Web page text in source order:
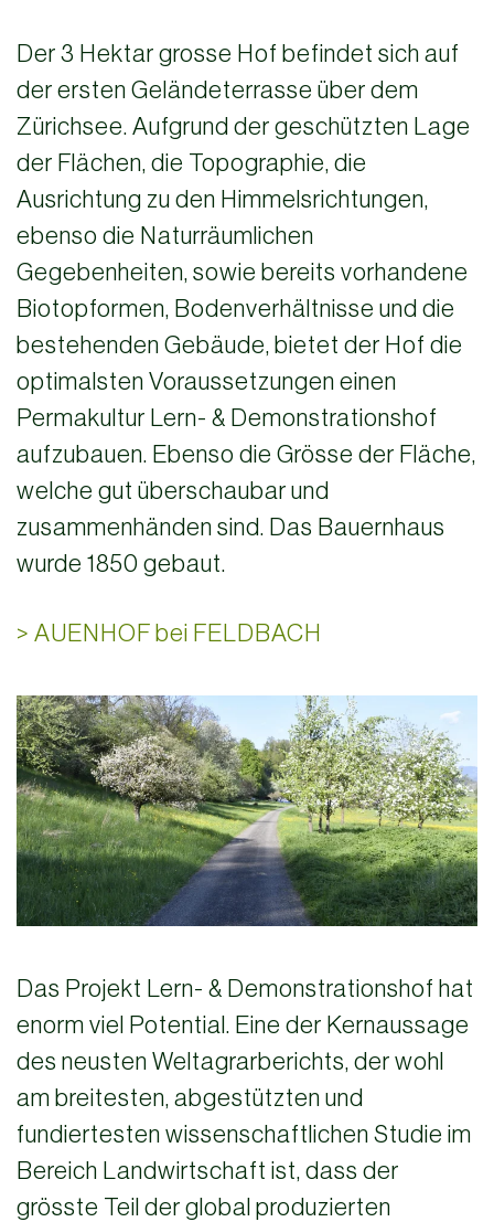
Der 3 Hektar grosse Hof befindet sich auf
der ersten Geländeterrasse über dem
Zürichsee. Aufgrund der geschützten Lage
der Flächen, die Topographie, die
Ausrichtung zu den Himmelsrichtungen,
ebenso die Naturräumlichen
Gegebenheiten, sowie bereits vorhandene
Biotopformen, Bodenverhältnisse und die
bestehenden Gebäude, bietet der Hof die
optimalsten Voraussetzungen einen
Permakultur Lern- & Demonstrationshof
aufzubauen. Ebenso die Grösse der Fläche,
welche gut überschaubar und
zusammenhänden sind. Das Bauernhaus
wurde 1850 gebaut.
> AUENHOF bei FELDBACH
Das Projekt Lern- & Demonstrationshof hat
enorm viel Potential. Eine der Kernaussage
des neusten Weltagrarberichts, der wohl
am breitesten, abgestützten und
fundiertesten wissenschaftlichen Studie im
Bereich Landwirtschaft ist, dass der
grösste Teil der global produzierten